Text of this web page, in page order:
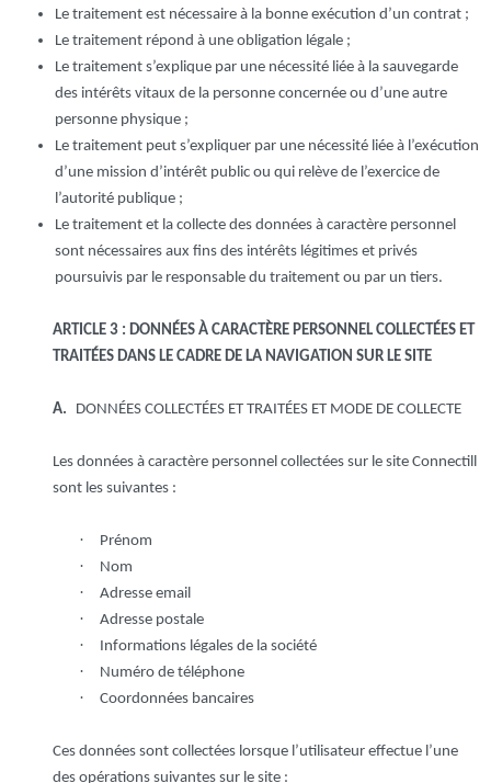
Le traitement est nécessaire à la bonne exécution d’un contrat ;
Le traitement répond à une obligation légale ;
Le traitement s’explique par une nécessité liée à la sauvegarde
des intérêts vitaux de la personne concernée ou d’une autre
personne physique ;
Le traitement peut s’expliquer par une nécessité liée à l’exécution
d’une mission d’intérêt public ou qui relève de l’exercice de
l’autorité publique ;
Le traitement et la collecte des données à caractère personnel
sont nécessaires aux fins des intérêts légitimes et privés
poursuivis par le responsable du traitement ou par un tiers.
ARTICLE 3 : DONNÉES À CARACTÈRE PERSONNEL COLLECTÉES ET
TRAITÉES DANS LE CADRE DE LA NAVIGATION SUR LE SITE
A. DONNÉES COLLECTÉES ET TRAITÉES ET MODE DE COLLECTE
Les données à caractère personnel collectées sur le site Connectill
sont les suivantes :
· Prénom
· Nom
· Adresse email
· Adresse postale
· Informations légales de la société
· Numéro de téléphone
· Coordonnées bancaires
Ces données sont collectées lorsque l’utilisateur effectue l’une
des opérations suivantes sur le site :